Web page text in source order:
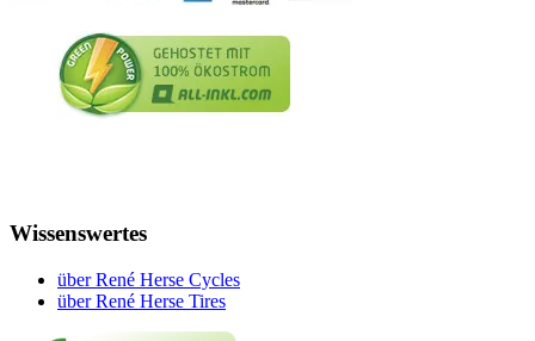
Wissenswertes
über René Herse Cycles
über René Herse Tires